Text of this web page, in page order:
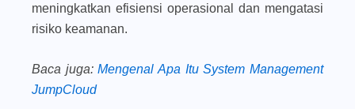
meningkatkan efisiensi operasional dan mengatasi
risiko keamanan.
Baca juga: Mengenal Apa Itu System Management
JumpCloud